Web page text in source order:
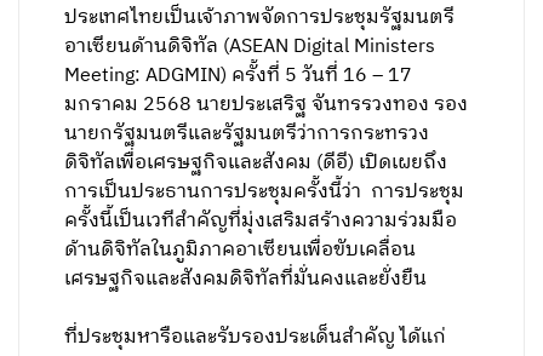
ประเทศไทยเป็นเจ้าภาพจัดการประชุมรัฐมนตรี
อาเซียนด้านดิจิทัล (ASEAN Digital Ministers
Meeting: ADGMIN) ครั้งที่ 5 วันที่ 16 – 17
มกราคม 2568 นายประเสริฐ จันทรรวงทอง รอง
นายกรัฐมนตรีและรัฐมนตรีว่าการกระทรวง
ดิจิทัลเพื่อเศรษฐกิจและสังคม (ดีอี) เปิดเผยถึง
การเป็นประธานการประชุมครั้งนี้ว่า การประชุม
ครั้งนี้เป็นเวทีสำคัญที่มุ่งเสริมสร้างความร่วมมือ
ด้านดิจิทัลในภูมิภาคอาเซียนเพื่อขับเคลื่อน
เศรษฐกิจและสังคมดิจิทัลที่มั่นคงและยั่งยืน
ที่ประชุมหารือและรับรองประเด็นสำคัญ ได้แก่